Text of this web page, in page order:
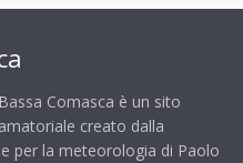
Comasca è un sito
creato dalla
per la meteorologia di Paolo